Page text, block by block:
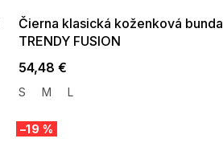
Čierna klasická koženková bunda
TRENDY FUSION
54,48 €
S M L
–19 %